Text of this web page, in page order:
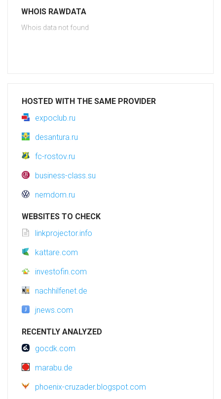
WHOIS RAWDATA
Whois data not found
HOSTED WITH THE SAME PROVIDER
expoclub.ru
desantura.ru
fc-rostov.ru
business-class.su
nemdom.ru
WEBSITES TO CHECK
linkprojector.info
kattare.com
investofin.com
nachhilfenet.de
jnews.com
RECENTLY ANALYZED
gocdk.com
marabu.de
phoenix-cruzader.blogspot.com